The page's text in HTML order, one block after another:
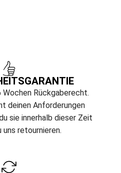
Rückgaberecht.
deinen Anforderungen
sie innerhalb dieser Zeit
retournieren.